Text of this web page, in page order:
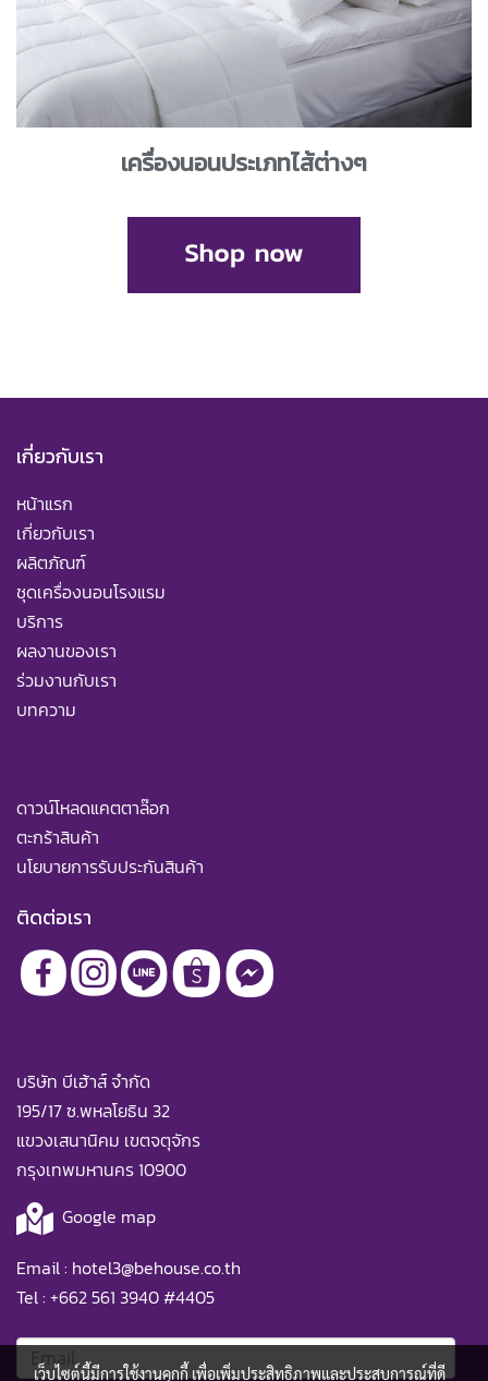
เครื่องนอนประเภทไส้ต่างๆ
เกี่ยวกับเรา
หน้าแรก
เกี่ยวกับเรา
ผลิตภัณฑ์
ชุดเครื่องนอนโรงแรม
บริการ
ผลงานของเรา
ร่วมงานกับเรา
บทความ
ดาวน์โหลดแคตตาล๊อก
ตะกร้าสินค้า
นโยบายการรับประกันสินค้า
ติดต่อเรา
บริษัท บีเฮ้าส์ จำกัด
195/17 ซ.พหลโยธิน 32
แขวงเสนานิคม เขตจตุจักร
กรุงเทพมหานคร 10900
Google map
Email : hotel3@behouse.co.th
Tel : +662 561 3940#4405
เว็บไซต์นี้มีการใช้งานคุกกี้ เพื่อเพิ่มประสิทธิภาพและประสบการณ์ที่ดี